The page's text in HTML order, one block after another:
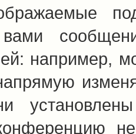
например,